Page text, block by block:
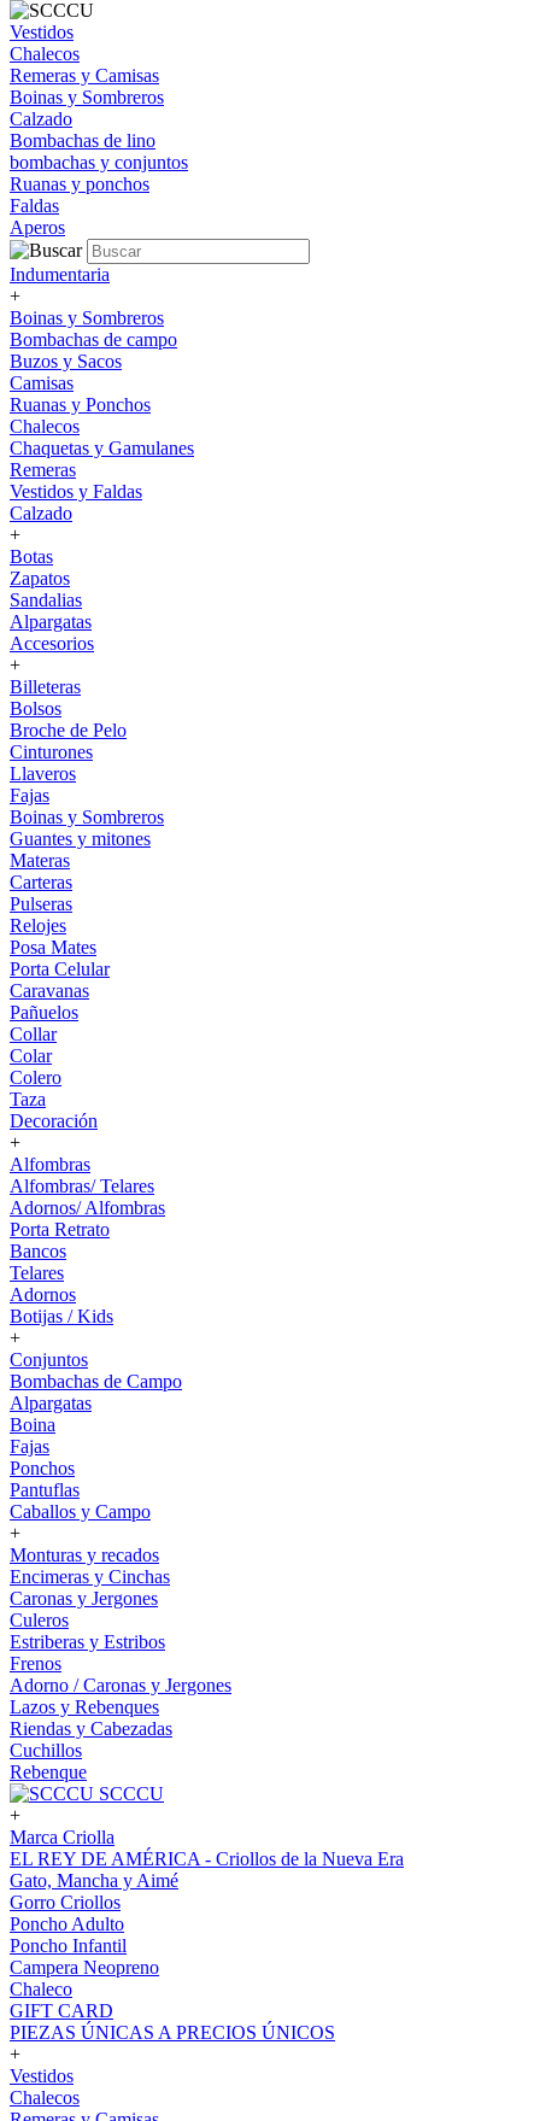
Vestidos
Chalecos
Remeras y Camisas
Boinas y Sombreros
Calzado
Bombachas de lino
bombachas y conjuntos
Ruanas y ponchos
Faldas
Aperos
Indumentaria
+
Boinas y Sombreros
Bombachas de campo
Buzos y Sacos
Camisas
Ruanas y Ponchos
Chalecos
Chaquetas y Gamulanes
Remeras
Vestidos y Faldas
Calzado
+
Botas
Zapatos
Sandalias
Alpargatas
Accesorios
+
Billeteras
Bolsos
Broche de Pelo
Cinturones
Llaveros
Fajas
Boinas y Sombreros
Guantes y mitones
Materas
Carteras
Pulseras
Relojes
Posa Mates
Porta Celular
Caravanas
Pañuelos
Collar
Colar
Colero
Taza
Decoración
+
Alfombras
Alfombras/ Telares
Adornos/ Alfombras
Porta Retrato
Bancos
Telares
Adornos
Botijas / Kids
+
Conjuntos
Bombachas de Campo
Alpargatas
Boina
Fajas
Ponchos
Pantuflas
Caballos y Campo
+
Monturas y recados
Encimeras y Cinchas
Caronas y Jergones
Culeros
Estriberas y Estribos
Frenos
Adorno / Caronas y Jergones
Lazos y Rebenques
Riendas y Cabezadas
Cuchillos
Rebenque
SCCCU
+
Marca Criolla
EL REY DE AMÉRICA - Criollos de la Nueva Era
Gato, Mancha y Aimé
Gorro Criollos
Poncho Adulto
Poncho Infantil
Campera Neopreno
Chaleco
GIFT CARD
PIEZAS ÚNICAS A PRECIOS ÚNICOS
+
Vestidos
Chalecos